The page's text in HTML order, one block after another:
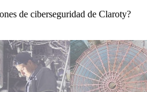
de ciberseguridad de Claroty?